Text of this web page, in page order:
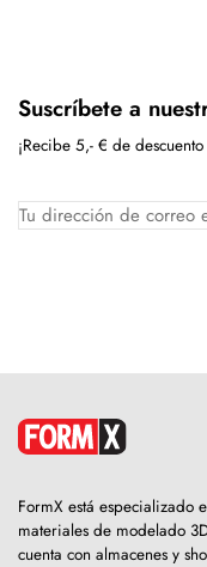
Suscríbete a
¡Recibe 5,- € de
FormX está especializado
materiales de modelado
cuenta con almacenes y